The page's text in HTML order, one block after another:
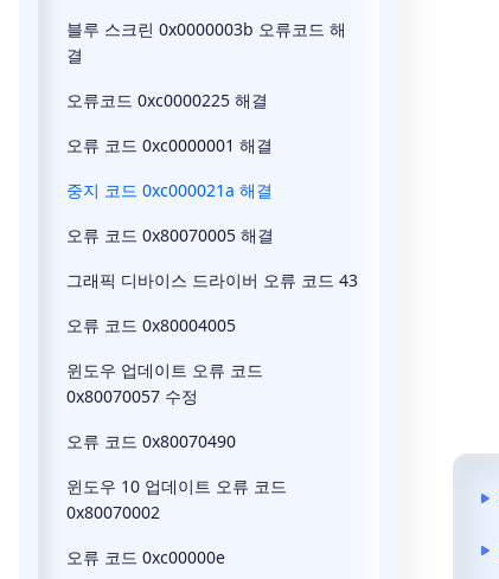
블루 스크린 0x0000003b 오류코드 해
결
오류코드 0xc0000225 해결
오류 코드 0xc0000001 해결
중지 코드 0xc000021a 해결
오류 코드 0x80070005 해결
그래픽 디바이스 드라이버 오류 코드 43
오류 코드 0x80004005
윈도우 업데이트 오류 코드
0x80070057 수정
오류 코드 0x80070490
윈도우 10 업데이트 오류 코드
0x80070002
오류 코드 0xc00000e